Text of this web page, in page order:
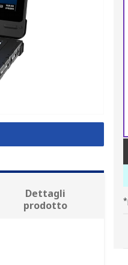
Dettagli
prodotto